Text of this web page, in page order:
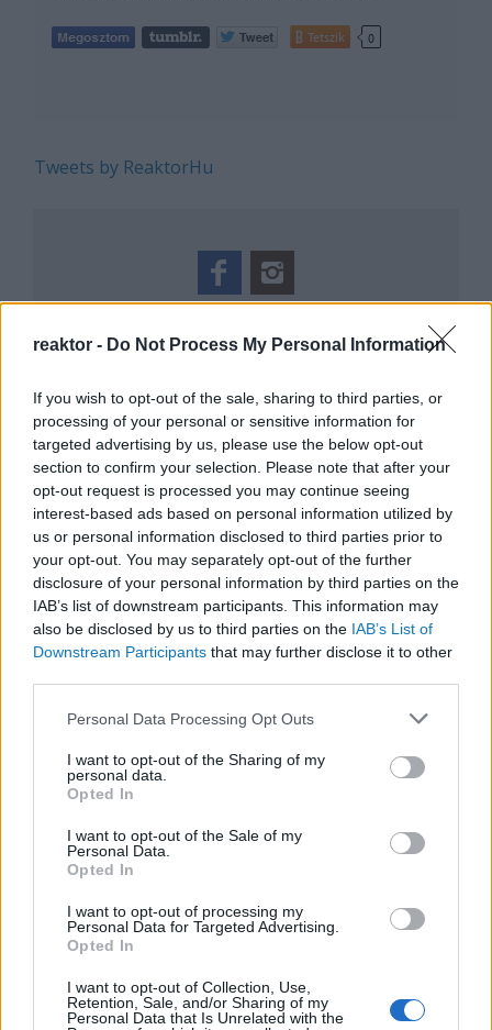
reaktor - Do Not Process My Personal Information
If you wish to opt-out of the sale, sharing to third parties, or
processing of your personal or sensitive information for
targeted advertising by us, please use the below opt-out
section to confirm your selection. Please note that after your
opt-out request is processed you may continue seeing
interest-based ads based on personal information utilized by
us or personal information disclosed to third parties prior to
your opt-out. You may separately opt-out of the further
disclosure of your personal information by third parties on the
IAB’s list of downstream participants. This information may
also be disclosed by us to third parties on the IAB’s List of
Downstream Participants that may further disclose it to other
Please note that this website/app uses one or more Google
not limited to your visit or usage behaviour. You may click to
grant or deny consent to Google and its third-party tags to
use your data for below specified purposes in below Google
consent section.
Personal Data Processing Opt Outs
I want to opt-out of the Sharing of my
personal data.
Opted In
I want to opt-out of the Sale of my
Personal Data.
Opted In
I want to opt-out of processing my
Personal Data for Targeted Advertising.
Opted In
I want to opt-out of Collection, Use,
Retention, Sale, and/or Sharing of my
Personal Data that Is Unrelated with the
Tetszik 0
Tweets by ReaktorHu
Manaus: a dzsungel szívének városa
Magyarország rejtett gyöngyszemei
Az egygyermekes politika és Kína gazdasági
kihívásai
Mik alakítják a gondolkodásod? Avagy a
kognitív torzítások
A világ legveszélyesebb migrációs útvonalai: A
Közép-Mediterrán útvonal, A Darién-régió és
az Indiai-óceáni út
FACEBOOK
LEGFRISSEBB